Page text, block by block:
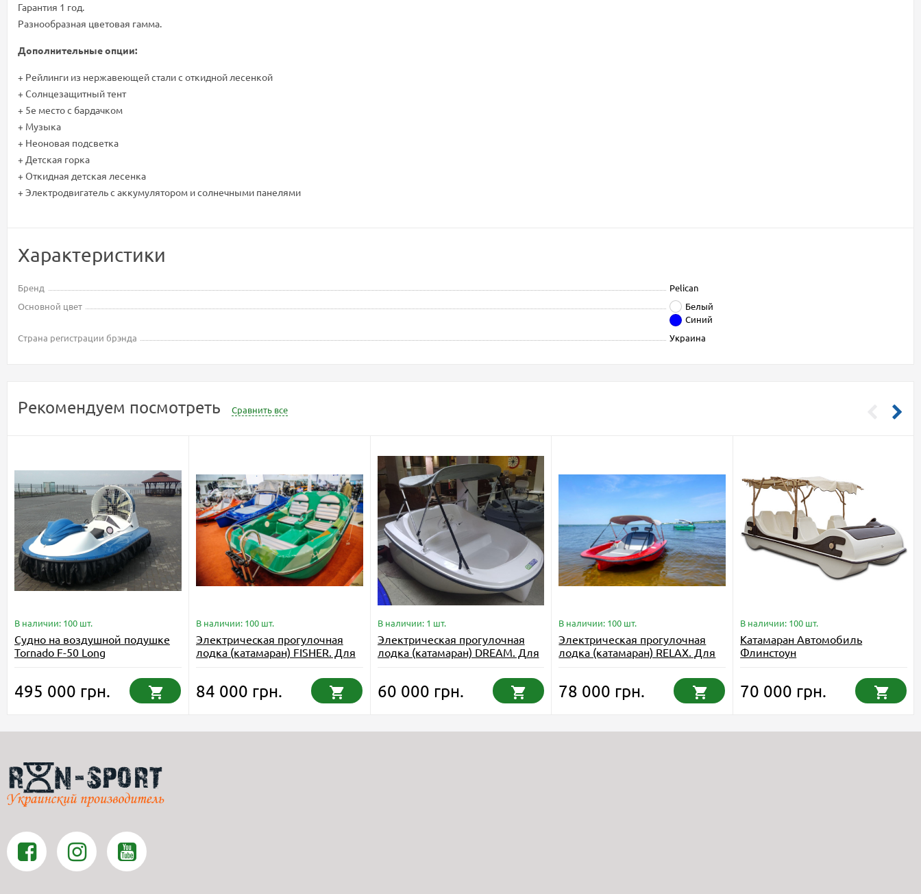
Гарантия 1 год.
Разнообразная цветовая гамма.
Дополнительные опции:
+ Рейлинги из нержавеющей стали с откидной лесенкой
+ Солнцезащитный тент
+ 5е место с бардачком
+ Музыка
+ Неоновая подсветка
+ Детская горка
+ Откидная детская лесенка
+ Электродвигатель с аккумулятором и солнечными панелями
Характеристики
Бренд
Pelican
Основной цвет
Белый
Синий
Страна регистрации брэнда
Украина
Рекомендуем посмотреть Сравнить все
В наличии: 100 шт.
Судно на воздушной подушке
Tornado F-50 Long
495 000 грн.
В наличии: 100 шт.
Электрическая прогулочная
лодка (катамаран) FISHER. Для
84 000 грн.
В наличии: 1 шт.
Электрическая прогулочная
лодка (катамаран) DREAM. Для
60 000 грн.
В наличии: 100 шт.
Электрическая прогулочная
лодка (катамаран) RELAX. Для
78 000 грн.
В наличии: 100 шт.
Катамаран Автомобиль
Флинстоун
70 000 грн.